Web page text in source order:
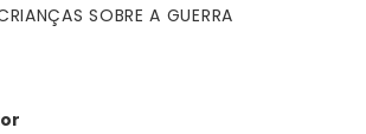
SOBRE A GUERRA